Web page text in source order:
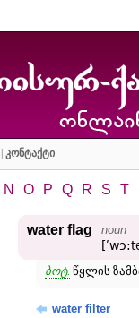
კონტაქტი
N O P Q R S T
water flag noun
ბოტ. წყლის
water filter